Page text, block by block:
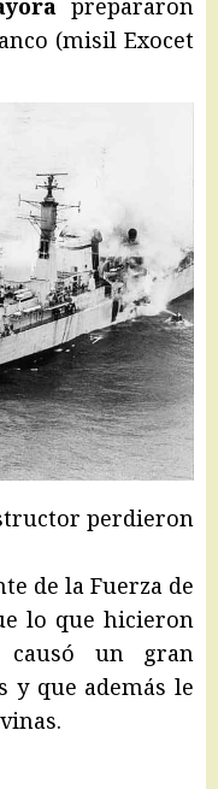
prepararon
(misil Exocet
perdieron
de la Fuerza de
lo que hicieron
causó un gran
y que además le